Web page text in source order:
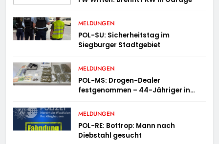
MELDUNGEN
POL-SU: Sicherheitstag im
Siegburger Stadtgebiet
MELDUNGEN
POL-MS: Drogen-Dealer
festgenommen – 44-Jähriger in
MELDUNGEN
POL-RE: Bottrop: Mann nach
Diebstahl gesucht